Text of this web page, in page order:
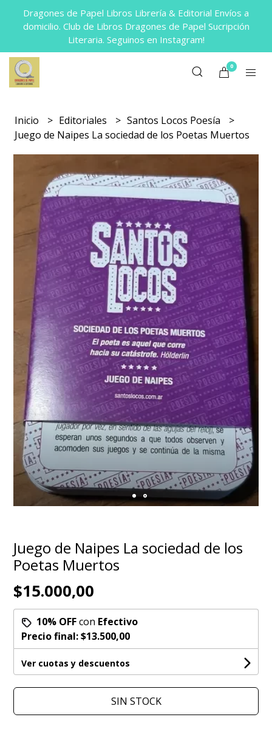
Dragones de Papel Libros Librería & Editorial Envíos a
domicilio. Club de Libros Dragones de Papel Sucripción
Literaria. Seguinos en Instagram!
0
Inicio Editoriales
Santos Locos Poesía
Juego de Naipes La sociedad de los Poetas Muertos
Juego de Naipes La sociedad de los
Poetas Muertos
$15.000,00
10% OFFcon Efectivo
Precio final:$13.500,00
Ver cuotas y descuentos
SIN STOCK